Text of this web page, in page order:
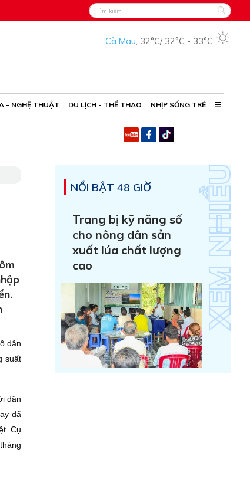
Cà Mau, 32°C/ 32°C - 33°C
- NGHỆ THUẬT DU LỊCH - THỂ THAO NHỊP SỐNG TRẺ
dân
suất
dân
đã
Cụ
NỔI BẬT 48 GIỜ
Trang bị kỹ năng số
cho nông dân sản
xuất lúa chất lượng
cao